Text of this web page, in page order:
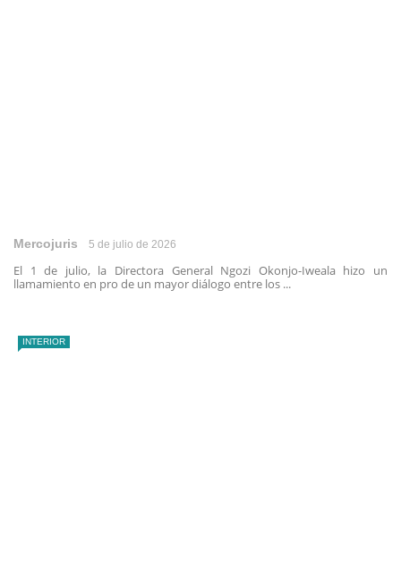
Mercojuris 5 de julio de 2026
El 1 de julio, la Directora General Ngozi Okonjo-Iweala hizo un
llamamiento en pro de un mayor diálogo entre los ...
INTERIOR